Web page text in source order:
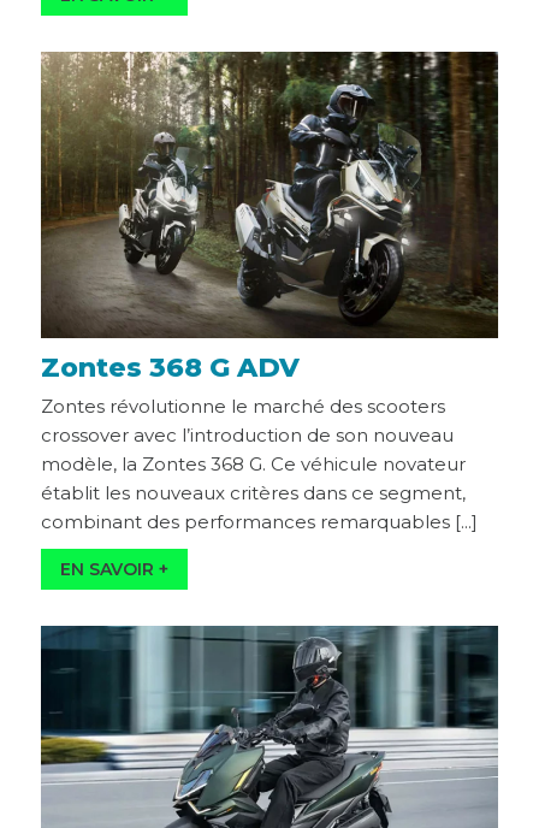
Zontes 368 G ADV
Zontes révolutionne le marché des scooters
crossover avec l’introduction de son nouveau
modèle, la Zontes 368 G. Ce véhicule novateur
établit les nouveaux critères dans ce segment,
combinant des performances remarquables [...]